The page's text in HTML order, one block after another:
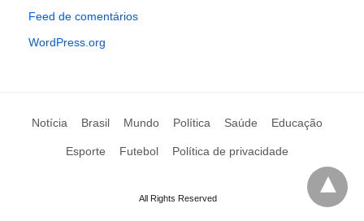
Feed de comentários
WordPress.org
Notícia Brasil Mundo Política Saúde Educação
Esporte Futebol Política de privacidade
All Rights Reserved